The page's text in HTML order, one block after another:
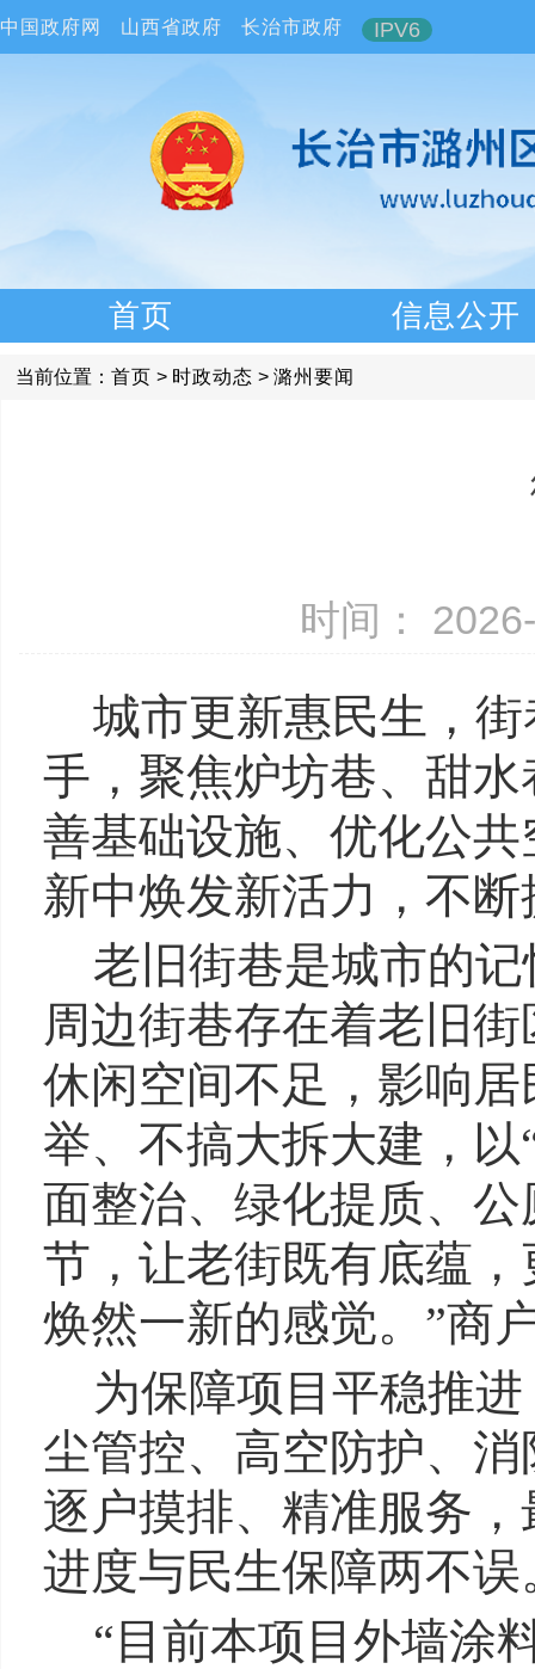
中国政府网 山西省政府 长治市政府 IPV6
首页 信息公开
当前位置： 首页 > 时政动态 > 潞州要闻
时间：
城市更新惠民生，
手，聚焦炉坊巷、甜
善基础设施、优化公
新中焕发新活力，不
老旧街巷是城市的
周边街巷存在着老旧
休闲空间不足，影响
举、不搞大拆大建，
面整治、绿化提质、
节，让老街既有底蕴
焕然一新的感觉。”商
为保障项目平稳推
尘管控、高空防护、
逐户摸排、精准服务
进度与民生保障两不误
“目前本项目外墙涂